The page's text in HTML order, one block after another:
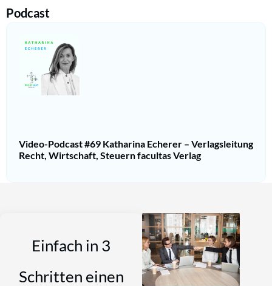
Podcast
Video-Podcast #69 Katharina Echerer – Verlagsleitung
Recht, Wirtschaft, Steuern facultas Verlag
Einfach in 3
Schritten einen